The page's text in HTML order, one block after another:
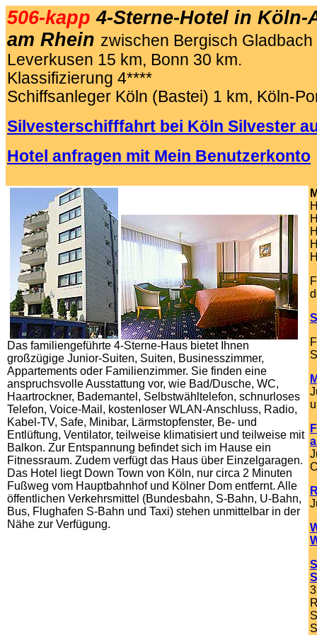
506-kapp 4-Sterne-Hotel in Köln-
am Rhein zwischen Bergisch Gladbach
Leverkusen 15 km, Bonn 30 km.
Klassifizierung 4****
Schiffsanleger Köln (Bastei) 1 km, Köln-
Silvesterschifffahrt bei Köln Silvester
Hotel anfragen mit Mein Benutzerkonto
Das familiengeführte 4-Sterne-Haus bietet Ihnen
großzügige Junior-Suiten, Suiten, Businesszimmer,
Appartements oder Familienzimmer. Sie finden eine
anspruchsvolle Ausstattung vor, wie Bad/Dusche, WC,
Haartrockner, Bademantel, Selbstwähltelefon, schnurloses
Telefon, Voice-Mail, kostenloser WLAN-Anschluss, Radio,
Kabel-TV, Safe, Minibar, Lärmstopfenster, Be- und
Entlüftung, Ventilator, teilweise klimatisiert und teilweise mit
Balkon. Zur Entspannung befindet sich im Hause ein
Fitnessraum. Zudem verfügt das Haus über Einzelgaragen.
Das Hotel liegt Down Town von Köln, nur circa 2 Minuten
Fußweg vom Hauptbahnhof und Kölner Dom entfernt. Alle
öffentlichen Verkehrsmittel (Bundesbahn, S-Bahn, U-Bahn,
Bus, Flughafen S-Bahn und Taxi) stehen unmittelbar in der
Nähe zur Verfügung.